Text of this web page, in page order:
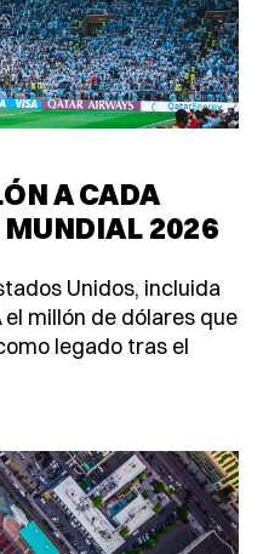
A CADA
MUNDIAL 2026
Unidos, incluida
el millón de dólares que
legado tras el